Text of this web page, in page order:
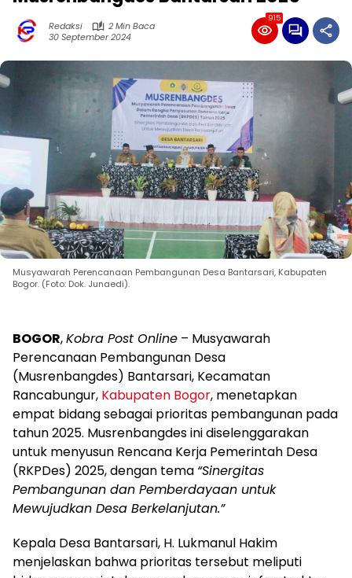
Redaksi
2 Min Baca
30 September 2024
915
Musyawarah Perencanaan Pembangunan Desa Bantarsari, Kabupaten
Bogor. (Foto: Dok. Junaedi).
BOGOR,Kobra Post Online – Musyawarah
Perencanaan Pembangunan Desa
(Musrenbangdes) Bantarsari, Kecamatan
Rancabungur, Kabupaten Bogor, menetapkan
empat bidang sebagai prioritas pembangunan pada
tahun 2025. Musrenbangdes ini diselenggarakan
untuk menyusun Rencana Kerja Pemerintah Desa
(RKPDes) 2025, dengan tema “Sinergitas
Pembangunan dan Pemberdayaan untuk
Mewujudkan Desa Berkelanjutan.”
Kepala Desa Bantarsari, H. Lukmanul Hakim
menjelaskan bahwa prioritas tersebut meliputi